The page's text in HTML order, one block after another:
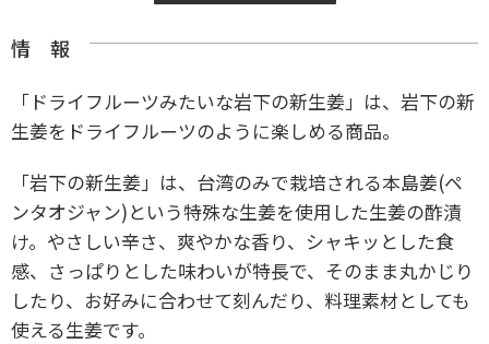
情 報
「ドライフルーツみたいな岩下の新生姜」は、岩下の新
生姜をドライフルーツのように楽しめる商品。
「岩下の新生姜」は、台湾のみで栽培される本島姜(ペ
ンタオジャン)という特殊な生姜を使用した生姜の酢漬
け。やさしい辛さ、爽やかな香り、シャキッとした食
感、さっぱりとした味わいが特長で、そのまま丸かじり
したり、お好みに合わせて刻んだり、料理素材としても
使える生姜です。